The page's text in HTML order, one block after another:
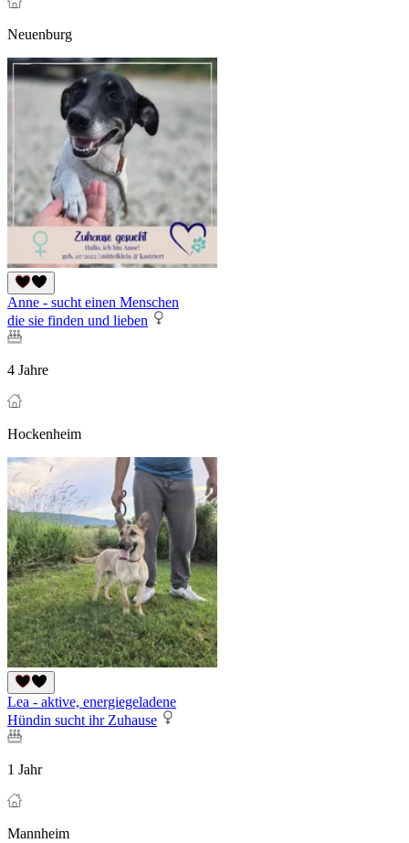
Neuenburg
Anne - sucht einen Menschen
die sie finden und lieben
4 Jahre
Hockenheim
Lea - aktive, energiegeladene
Hündin sucht ihr Zuhause
1 Jahr
Mannheim